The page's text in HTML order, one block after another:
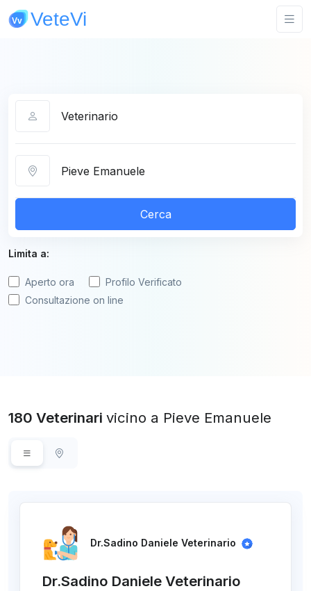
Cerca
Limita a:
Aperto ora
Profilo Verificato
Consultazione on line
180 Veterinari vicino a Pieve Emanuele
Dr.Sadino Daniele Veterinario
Dr.Sadino Daniele Veterinario